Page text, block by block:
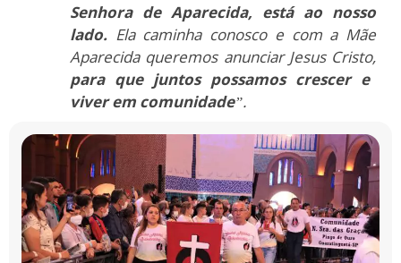
Senhora de Aparecida, está ao nosso
lado. Ela caminha conosco e com a Mãe
Aparecida queremos anunciar Jesus Cristo,
para que juntos possamos crescer e
viver em comunidade”.